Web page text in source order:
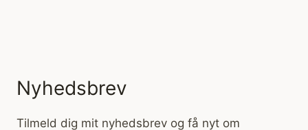
Nyhedsbrev
Tilmeld dig mit nyhedsbrev og få nyt om